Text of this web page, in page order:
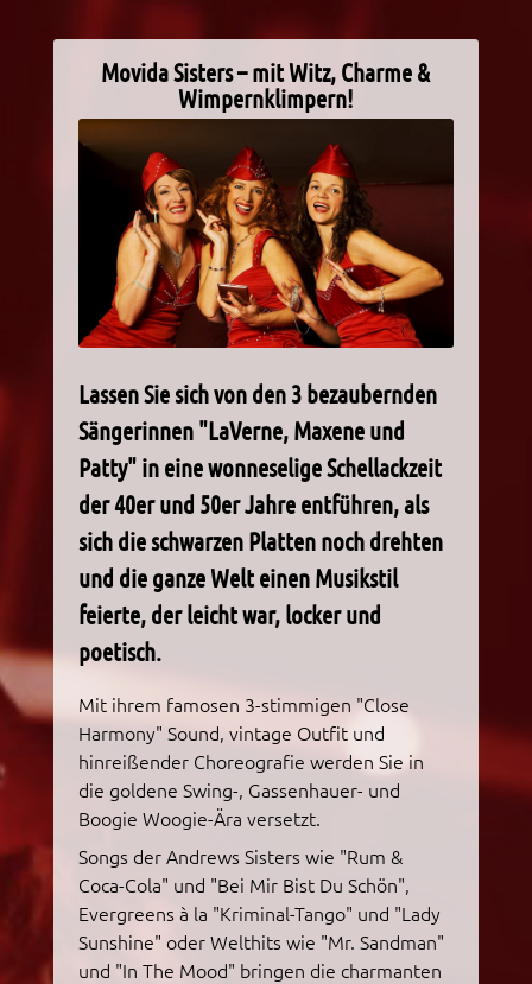
Movida Sisters – mit Witz, Charme &
Wimpernklimpern!
Lassen Sie sich von den 3 bezaubernden
Sängerinnen "LaVerne, Maxene und
Patty" in eine wonneselige Schellackzeit
der 40er und 50er Jahre entführen, als
sich die schwarzen Platten noch drehten
und die ganze Welt einen Musikstil
feierte, der leicht war, locker und
poetisch.
Mit ihrem famosen 3-stimmigen "Close
Harmony" Sound, vintage Outfit und
hinreißender Choreografie werden Sie in
die goldene Swing-, Gassenhauer- und
Boogie Woogie-Ära versetzt.
Songs der Andrews Sisters wie "Rum &
Coca-Cola" und "Bei Mir Bist Du Schön",
Evergreens à la "Kriminal-Tango" und "Lady
Sunshine" oder Welthits wie "Mr. Sandman"
und "In The Mood" bringen die charmanten